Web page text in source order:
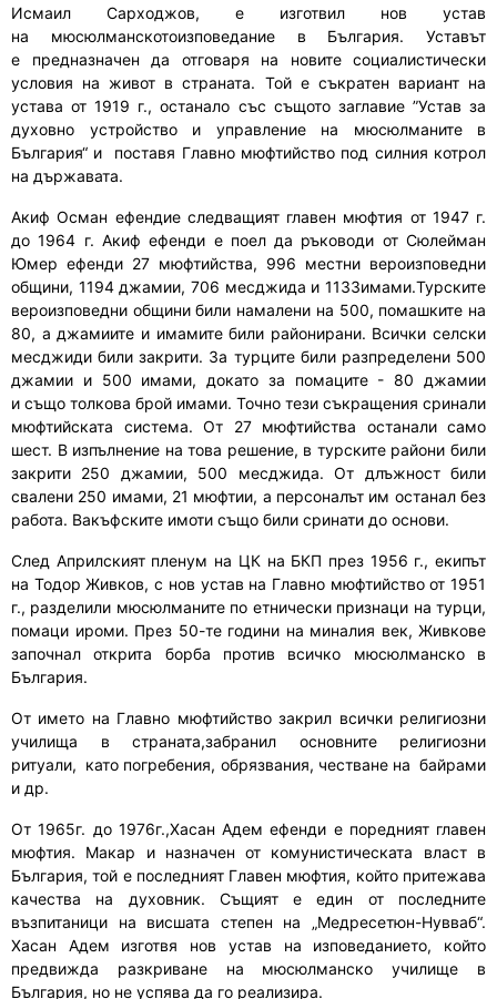
Исмаил Сарходжов, е изготвил нов устав
на мюсюлманскотоизповедание в България. Уставът
е предназначен да отговаря на новите социалистически
условия на живот в страната. Той е съкратен вариант на
устава от 1919 г.,останало със същото заглавие ”Устав за
духовно устройство и управление на мюсюлманите в
България“ и поставя Главно мюфтийство под силния котрол
на държавата.
Акиф Осман ефендие следващият главен мюфтия от 1947 г.
до 1964 г. Акиф ефенди е поел да ръководи от Сюлейман
Юмер ефенди 27 мюфтийства, 996 местни вероизповедни
общини, 1194 джамии, 706 месджида и 1133имами.Турските
вероизповедни общини били намалени на 500, помашките на
80, а джамиите и имамите били районирани. Всички селски
месджиди били закрити. За турцитебили разпределени500
джамии и 500 имами, докато за помаците-80 джамии
и също толкова брой имами. Точно тези съкращения сринали
мюфтийската система. От 27 мюфтийства останали само
шест. В изпълнение на това решение, в турските райони били
закрити 250 джамии, 500 месджида. От длъжност били
свалени 250 имами, 21 мюфтии, а персоналът им останалбез
работа. Вакъфските имоти също били сринати до основи.
След Априлскиятпленум на ЦК на БКП през 1956 г., екипът
на Тодор Живков, с нов устав на Главно мюфтийство от 1951
г., разделили мюсюлманите по етнически признаци на турци,
помаци ироми. През 50-те години на миналия век, Живкове
започнал открита борба против всичко мюсюлманско в
България.
От името на Главно мюфтийство закрил всички религиозни
училища в страната,забранил основнитерелигиозни
ритуали, като погребения, обрязвания, честване на байрами
и др.
От 1965г. до 1976г.,Хасан Адем ефенди епоредният главен
мюфтия. Макар и назначен от комунистическата власт в
България, той е последният Главен мюфтия, който притежава
качества на духовник. Същият е един от последните
възпитаници на висшата степен на „Медресетюн-Нувваб“.
Хасан Адем изготвя нов устав на изповеданието, който
предвижда разкриване на мюсюлманско училище в
България, но не успява да го реализира.